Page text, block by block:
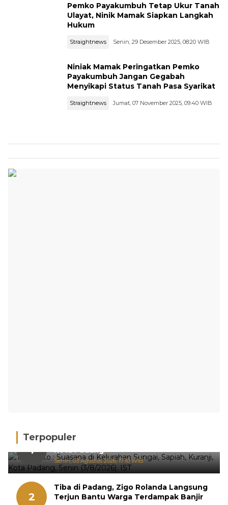
Pemko Payakumbuh Tetap Ukur Tanah
Ulayat, Ninik Mamak Siapkan Langkah
Hukum
Straightnews Senin, 29 Desember 2025, 08:20 WIB
Niniak Mamak Peringatkan Pemko
Payakumbuh Jangan Gegabah
Menyikapi Status Tanah Pasa Syarikat
Straightnews Jumat, 07 November 2025, 09:40 WIB
Terpopuler
1
Hujan Deras, 15 Titik Banjir Terdeteksi di
Kota Padang
Senin, 03 Agustus 2026, 17:10 WIB
2
Tiba di Padang, Zigo Rolanda Langsung
Terjun Bantu Warga Terdampak Banjir